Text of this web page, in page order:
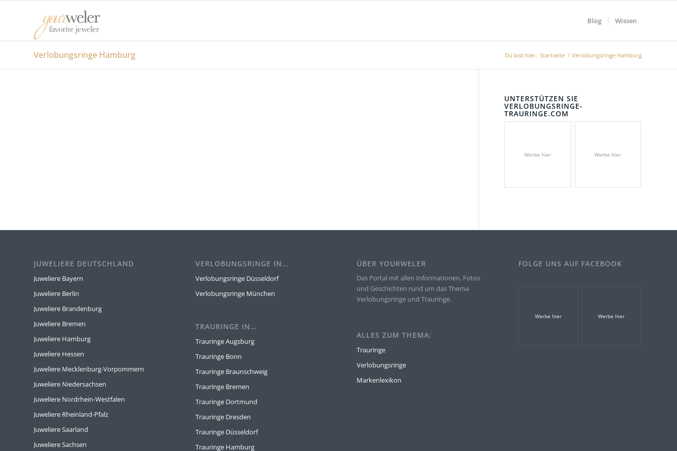
Blog Wissen
Verlobungsringe Hamburg Du bist hier: Startseite / Verlobungsringe Hamburg
UNTERSTÜTZEN SIE
VERLOBUNGSRINGE-
TRAURINGE.COM
Werbe hier Werbe hier
JUWELIERE DEUTSCHLAND
Juweliere Bayern
Juweliere Berlin
Juweliere Brandenburg
Juweliere Bremen
Juweliere Hamburg
Juweliere Hessen
Juweliere Mecklenburg-Vorpommern
Juweliere Niedersachsen
Juweliere Nordrhein-Westfalen
Juweliere Rheinland-Pfalz
Juweliere Saarland
Juweliere Sachsen
VERLOBUNGSRINGE IN…
Verlobungsringe Düsseldorf
Verlobungsringe München
TRAURINGE IN…
Trauringe Augsburg
Trauringe Bonn
Trauringe Braunschweig
Trauringe Bremen
Trauringe Dortmund
Trauringe Dresden
Trauringe Düsseldorf
Trauringe Hamburg
ÜBER YOURWELER
Das Portal mit allen Informationen, Fotos
und Geschichten rund um das Thema
Verlobungsringe und Trauringe.
ALLES ZUM THEMA:
Trauringe
Verlobungsringe
Markenlexikon
FOLGE UNS AUF FACEBOOK
Werbe hier Werbe hier